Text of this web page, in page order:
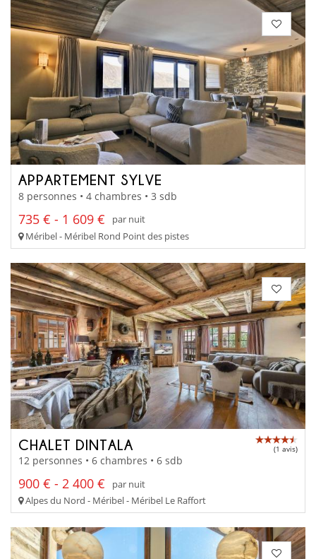
APPARTEMENT SYLVE
8 personnes • 4 chambres • 3 sdb
735 € - 1 609 €
par nuit
Méribel - Méribel Rond Point des pistes
CHALET DINTALA (1 avis)
12 personnes • 6 chambres • 6 sdb
900 € - 2 400 €
par nuit
Alpes du Nord - Méribel - Méribel Le Raffort